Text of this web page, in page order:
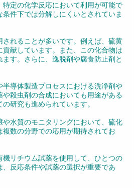
定の化学反応において利用が可能で
件下では分解しにくいとされていま
れることが多いです。例えば、硫黄
献しています。また、この化合物は
す。さらに、逸脱剤や腐食防止剤と
導体製造プロセスにおける洗浄剤や
殺虫剤の合成においても用途がある
研究も進められています。
水質のモニタリングにおいて、硫化
数の分野での応用が期待されてお
リチウム試薬を使用して、ひとつの
反応条件や試薬の選択が重要であ